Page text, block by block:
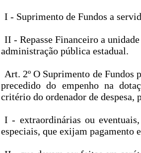
I - Suprimento de Fundos a
II - Repasse Financeiro a
administração pública estadual.
Art. 2º O Suprimento de Fundos
precedido do empenho na
critério do ordenador de despesa,
I - extraordinárias ou
especiais, que exijam pagamento